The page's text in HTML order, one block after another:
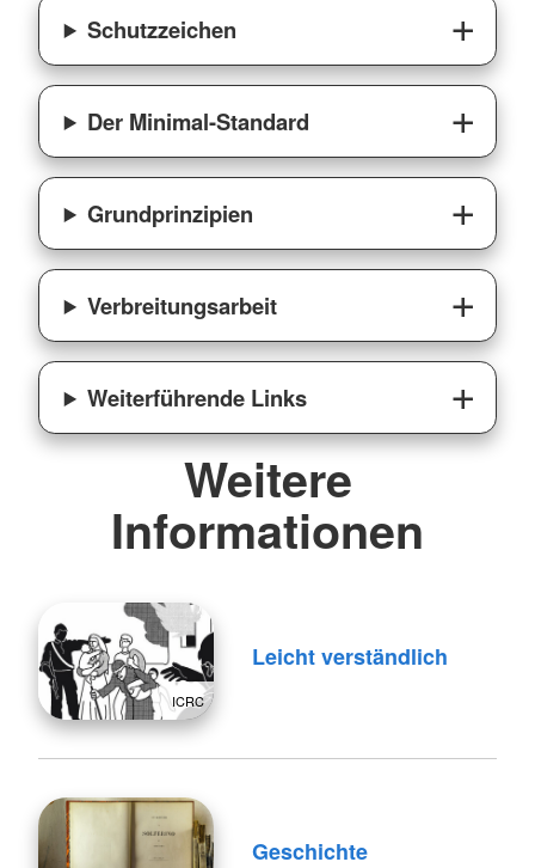
Schutzzeichen
Der Minimal-Standard
Grundprinzipien
Verbreitungsarbeit
Weiterführende Links
Weitere
Informationen
ICRC
Leicht verständlich
Geschichte